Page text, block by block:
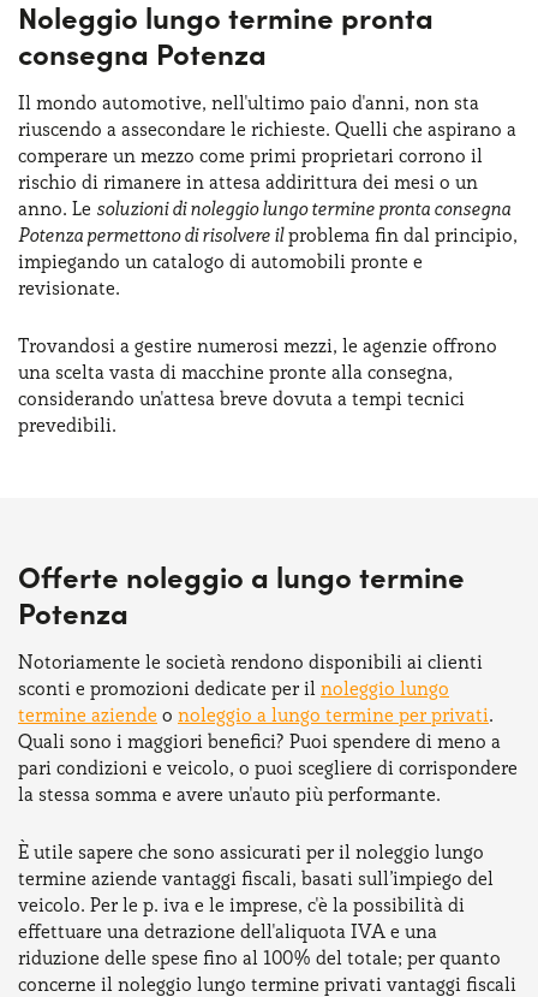
Noleggio lungo termine pronta
consegna Potenza
Il mondo automotive, nell'ultimo paio d'anni, non sta
riuscendo a assecondare le richieste. Quelli che aspirano a
comperare un mezzo come primi proprietari corrono il
rischio di rimanere in attesa addirittura dei mesi o un
anno. Le soluzioni di noleggio lungo termine pronta consegna
Potenza permettono di risolvere ilproblema fin dal principio,
impiegando un catalogo di automobili pronte e
revisionate.
Trovandosi a gestire numerosi mezzi, le agenzie offrono
una scelta vasta di macchine pronte alla consegna,
considerando un'attesa breve dovuta a tempi tecnici
prevedibili.
Offerte noleggio a lungo termine
Potenza
Notoriamente le società rendono disponibili ai clienti
sconti e promozioni dedicate per il noleggio lungo
termine aziende o noleggio a lungo termine per privati.
Quali sono i maggiori benefici? Puoi spendere di meno a
pari condizioni e veicolo, o puoi scegliere di corrispondere
la stessa somma e avere un'auto più performante.
È utile sapere che sono assicurati per il noleggio lungo
termine aziende vantaggi fiscali, basati sull’impiego del
veicolo. Per le p. iva e le imprese, c'è la possibilità di
effettuare una detrazione dell'aliquota IVA e una
riduzione delle spese fino al 100% del totale; per quanto
concerne il noleggio lungo termine privati vantaggi fiscali